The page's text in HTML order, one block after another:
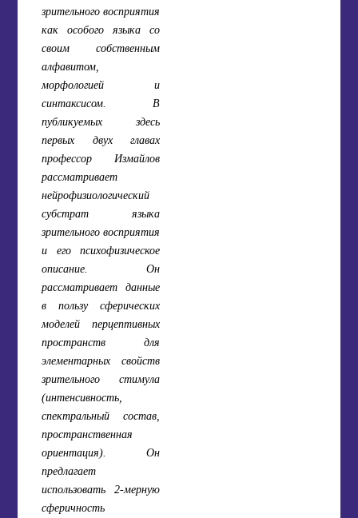
зрительного восприятия
как особого языка со
своим собственным
алфавитом,
морфологией и
синтаксисом. В
публикуемых здесь
первых двух главах
профессор Измайлов
рассматривает
нейрофизиологический
субстрат языка
зрительного восприятия
и его психофизическое
описание. Он
рассматривает данные
в пользу сферических
моделей перцептивных
пространств для
элементарных свойств
зрительного стимула
(интенсивность,
спектральный состав,
пространственная
ориентация). Он
предлагает
использовать 2-мерную
сферичность